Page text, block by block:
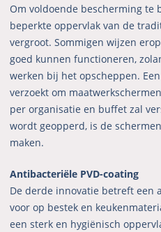
Om voldoende bescherming te
beperkte oppervlak van de
vergroot. Sommigen wijzen
goed kunnen functioneren,
werken bij het opscheppen.
verzoekt om
per organisatie en buffet zal
wordt geopperd, is de
maken.
Antibacteriële PVD-coating
De derde innovatie betreft een
voor op bestek en
een sterk en hygiënisch